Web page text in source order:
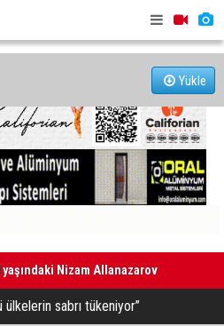
Yükle
yaşındaki Nizam Allanazarov
ülkelerin sabrı tükeniyor”